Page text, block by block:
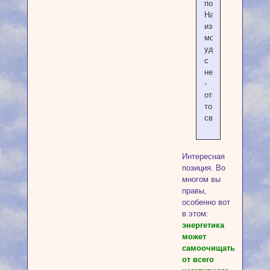
понять.
На
изображении
молния
ударяет
с
неба
-
откуда-
то
свыше?
Интересная
позиция. Во
многом вы
правы,
особенно вот
в этом:
энергетика
может
самоочищаться
от всего